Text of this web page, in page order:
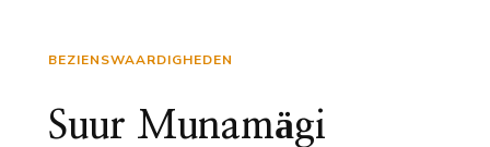
BEZIENSWAARDIGHEDEN
Suur Munamägi